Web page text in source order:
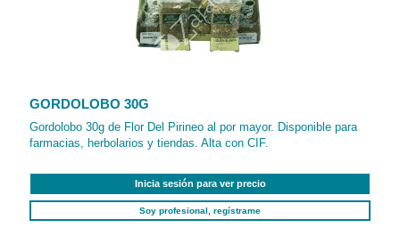
GORDOLOBO 30G
Gordolobo 30g de Flor Del Pirineo al por mayor. Disponible para
farmacias, herbolarios y tiendas. Alta con CIF.
Inicia sesión para ver precio
Soy profesional, regístrame